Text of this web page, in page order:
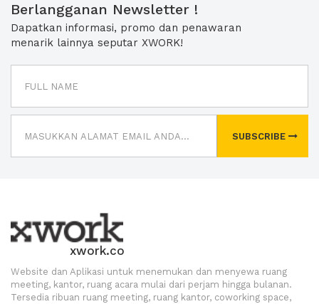
Berlangganan Newsletter !
Dapatkan informasi, promo dan penawaran
menarik lainnya seputar XWORK!
SUBSCRIBE
xwork.co
Website dan Aplikasi untuk menemukan dan menyewa ruang
meeting, kantor, ruang acara mulai dari perjam hingga bulanan.
Tersedia ribuan ruang meeting, ruang kantor, coworking space,